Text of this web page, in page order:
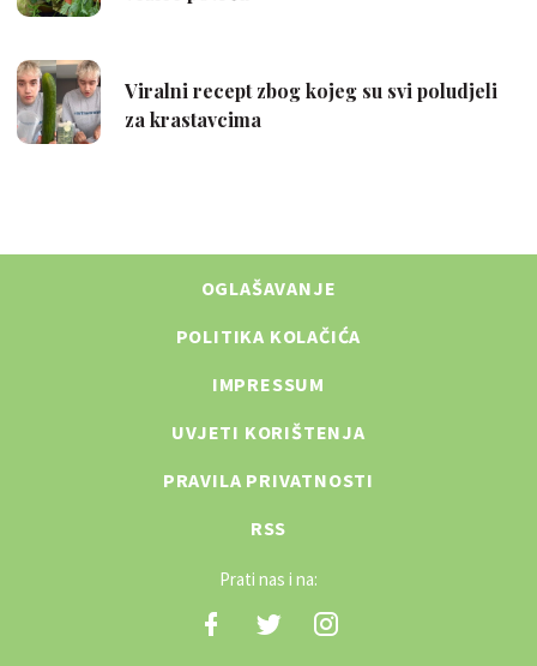
OGLAŠAVANJE
POLITIKA KOLAČIĆA
IMPRESSUM
UVJETI KORIŠTENJA
PRAVILA PRIVATNOSTI
RSS
Prati nas i na: